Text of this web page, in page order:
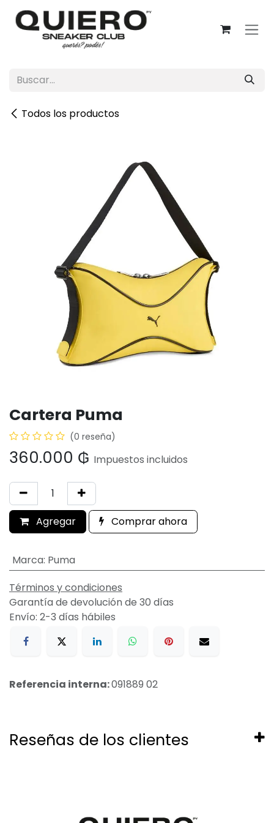
Ir al contenido
Todos los productos
Cartera Puma
(0 reseña)
360.000 ₲ Impuestos incluidos
Agregar Comprar ahora
Marca: Puma
Términos y condiciones
Garantía de devolución de 30 días
Envío: 2-3 días hábiles
Referencia interna:091889 02
Reseñas de los clientes